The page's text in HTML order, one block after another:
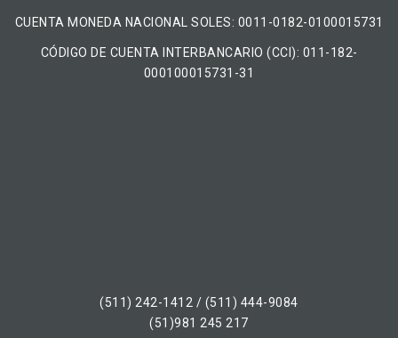
CUENTA MONEDA NACIONAL​ ​SOLES​: 0011-0182-0100015731
CÓDIGO DE CUENTA INTERBANCARIO (CCI): 011-182-
000100015731-31
(511) 242-1412 / (511) 444-9084
(51)981 245 217